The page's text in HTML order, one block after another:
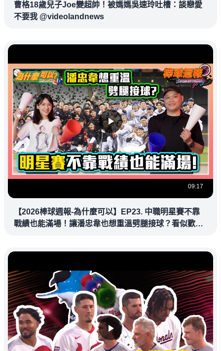
曹格18歲兒子Joe變超帥！被媽媽吳速玲吐槽：談戀愛
不要我 @videolandnews
09:17
【2026棒球週報-為什麼可以】EP23. 中職明星賽不靠
戰績也能滿場！讓潘忠韋也想重溫劈腿接球？看似歡樂